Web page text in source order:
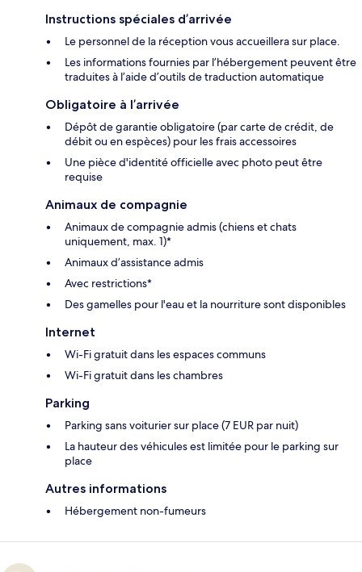
Instructions spéciales d’arrivée
Le personnel de la réception vous accueillera sur place.
Les informations fournies par l’hébergement peuvent être
traduites à l’aide d’outils de traduction automatique
Obligatoire à l’arrivée
Dépôt de garantie obligatoire (par carte de crédit, de
débit ou en espèces) pour les frais accessoires
Une pièce d'identité officielle avec photo peut être
requise
Animaux de compagnie
Animaux de compagnie admis (chiens et chats
uniquement, max. 1)*
Animaux d’assistance admis
Avec restrictions*
Des gamelles pour l'eau et la nourriture sont disponibles
Internet
Wi-Fi gratuit dans les espaces communs
Wi-Fi gratuit dans les chambres
Parking
Parking sans voiturier sur place (7 EUR par nuit)
La hauteur des véhicules est limitée pour le parking sur
place
Autres informations
Hébergement non-fumeurs